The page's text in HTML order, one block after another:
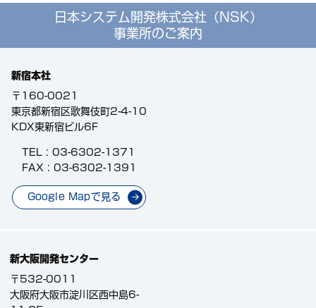
日本システム開発株式会社（NSK）
事業所のご案内
新宿本社
〒160-0021
東京都新宿区歌舞伎町2-4-10
KDX東新宿ビル6F
TEL : 03-6302-1371
FAX : 03-6302-1391
Google Mapで見る
新大阪開発センター
〒532-0011
大阪府大阪市淀川区西中島6-